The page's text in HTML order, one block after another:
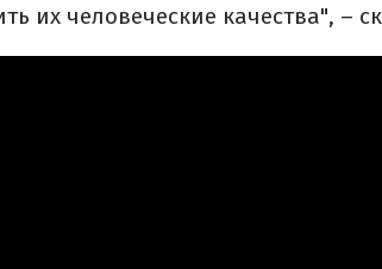
их человеческие качества", –